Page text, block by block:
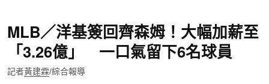
MLB／洋基簽回齊森姆！大幅加薪至
「3.26億」 一口氣留下6名球員
記者黃建霖/綜合報導